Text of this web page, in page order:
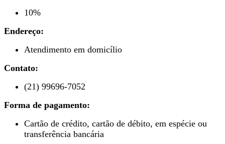
10%
Endereço:
Atendimento em domicílio
Contato:
(21) 99696-7052
Forma de pagamento:
Cartão de crédito, cartão de débito, em espécie ou
transferência bancária